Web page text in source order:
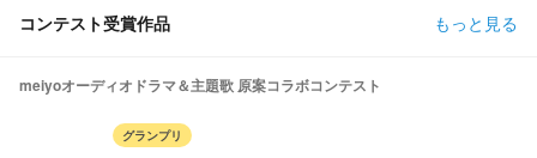
コンテスト受賞作品 もっと見る
meiyoオーディオドラマ＆主題歌 原案コラボコンテスト
グランプリ